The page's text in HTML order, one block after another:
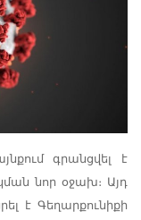
գրանցվել է
նոր օջախ։ Այդ
է Գեղարքունիքի